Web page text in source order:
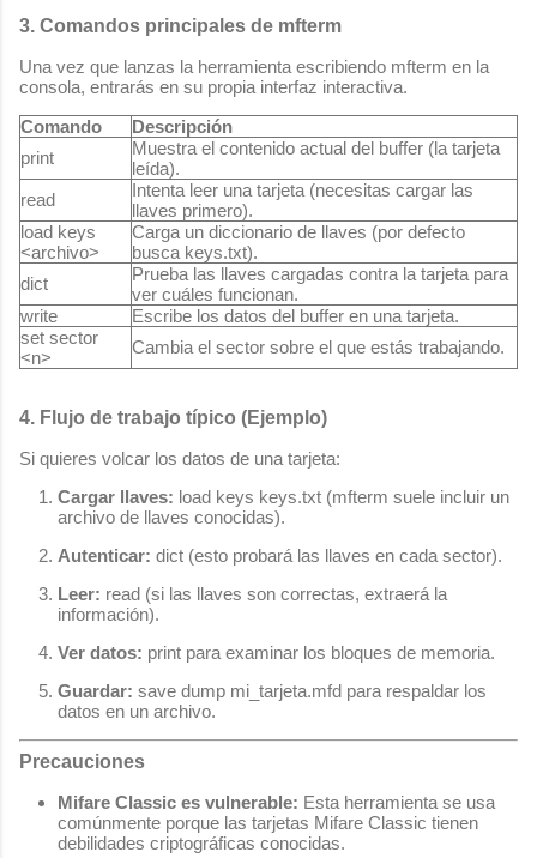
3. Comandos principales de mfterm
Una vez que lanzas la herramienta escribiendo mfterm en la
consola, entrarás en su propia interfaz interactiva.
Comando
Descripción
print
Muestra el contenido actual del buffer (la tarjeta
leída).
read
Intenta leer una tarjeta (necesitas cargar las
llaves primero).
load keys
<archivo>
Carga un diccionario de llaves (por defecto
busca keys.txt).
dict
Prueba las llaves cargadas contra la tarjeta para
ver cuáles funcionan.
write
Escribe los datos del buffer en una tarjeta.
set sector
<n>
Cambia el sector sobre el que estás trabajando.
4. Flujo de trabajo típico (Ejemplo)
Si quieres volcar los datos de una tarjeta:
Cargar llaves: load keys keys.txt (mfterm suele incluir un
archivo de llaves conocidas).
Autenticar: dict (esto probará las llaves en cada sector).
Leer: read (si las llaves son correctas, extraerá la
información).
Ver datos: print para examinar los bloques de memoria.
Guardar: save dump mi_tarjeta.mfd para respaldar los
datos en un archivo.
Precauciones
Mifare Classic es vulnerable: Esta herramienta se usa
comúnmente porque las tarjetas Mifare Classic tienen
debilidades criptográficas conocidas.